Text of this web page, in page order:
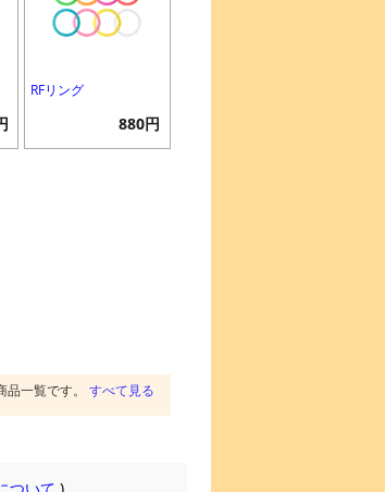
RFリング
880円
一覧です。 すべて見る